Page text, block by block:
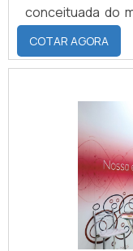
conceituada do
organização
ALGUNS
DE RODAS EM
em uma
site da TOP-
batentes em
raspador,
para a
quando falamos
em
COTAR AGORA